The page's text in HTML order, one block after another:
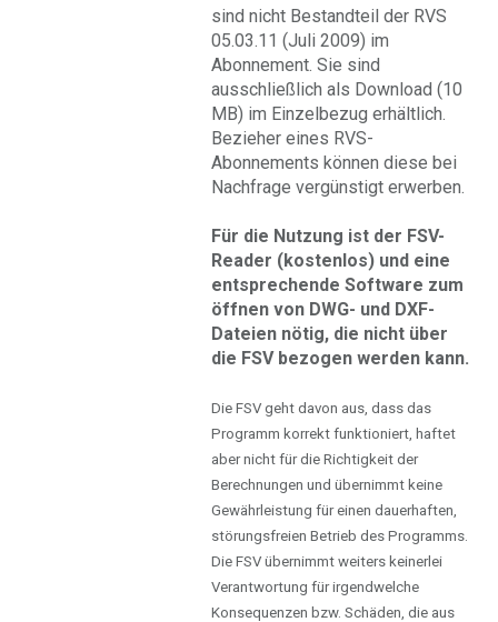
sind nicht Bestandteil der RVS
05.03.11 (Juli 2009) im
Abonnement. Sie sind
ausschließlich als Download (10
MB) im Einzelbezug erhältlich.
Bezieher eines RVS-
Abonnements können diese bei
Nachfrage vergünstigt erwerben.
Für die Nutzung ist der FSV-
Reader (kostenlos) und eine
entsprechende Software zum
öffnen von DWG- und DXF-
Dateien nötig, die nicht über
die FSV bezogen werden kann.
Die FSV geht davon aus, dass das
Programm korrekt funktioniert, haftet
aber nicht für die Richtigkeit der
Berechnungen und übernimmt keine
Gewährleistung für einen dauerhaften,
störungsfreien Betrieb des Programms.
Die FSV übernimmt weiters keinerlei
Verantwortung für irgendwelche
Konsequenzen bzw. Schäden, die aus